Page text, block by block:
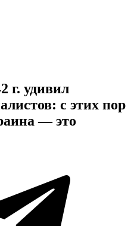
г. удивил
с этих пор
— это